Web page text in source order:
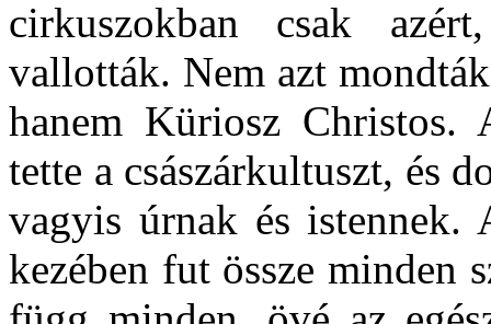
cirkuszokban csak
vallották. Nem azt
hanem Küriosz Christos.
tette a császárkultuszt, és
vagyis úrnak és istennek.
kezében fut össze minden